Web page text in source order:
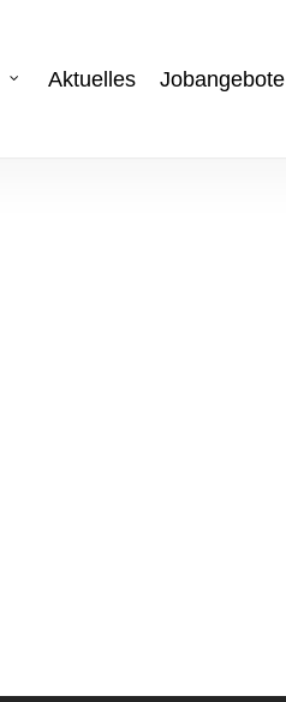
Aktuelles Jobangebote